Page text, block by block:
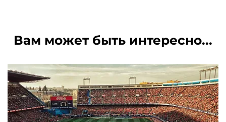
Вам может быть интересно...